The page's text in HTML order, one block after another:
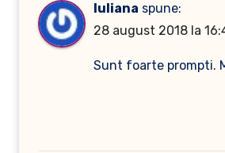
Iuliana spune:
28 august 2018 la
Sunt foarte prompti.